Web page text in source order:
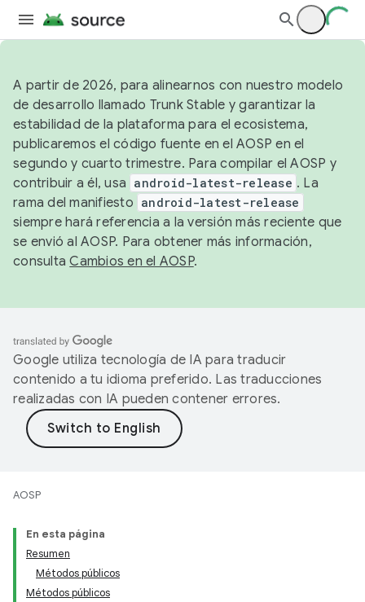
A partir de 2026, para alinearnos con nuestro modelo
de desarrollo llamado Trunk Stable y garantizar la
estabilidad de la plataforma para el ecosistema,
publicaremos el código fuente en el AOSP en el
segundo y cuarto trimestre. Para compilar el AOSP y
contribuir a él, usa android-latest-release . La
rama del manifiesto android-latest-release
siempre hará referencia a la versión más reciente que
se envió al AOSP. Para obtener más información,
consultaCambios en el AOSP.
Google utiliza tecnología de IA para traducir
contenido a tu idioma preferido. Las traducciones
realizadas con IA pueden contener errores.
AOSP
En esta página
Resumen
Métodos públicos
Métodos públicos